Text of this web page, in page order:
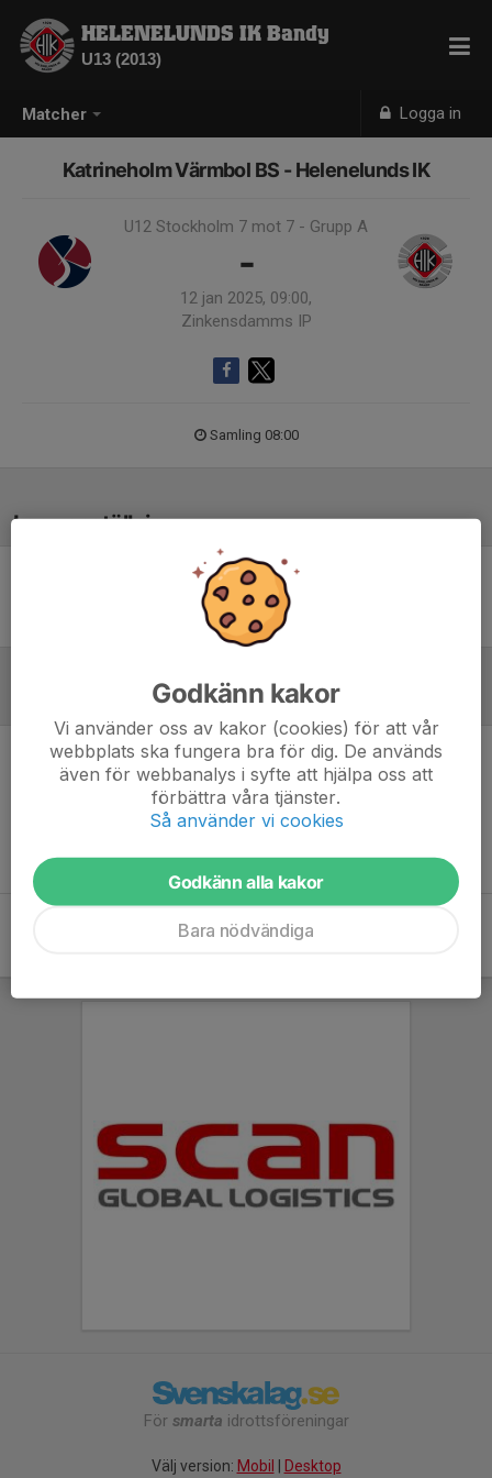
Matcher Logga in
HELENELUNDS IK Bandy
U13 (2013)
Katrineholm Värmbol BS - Helenelunds IK
U12 Stockholm 7 mot 7 - Grupp A
-
12 jan 2025, 09:00,
Zinkensdamms IP
Samling 08:00
Laguppställning
Ingen uppställning ifylld
Inget referat skrivet
För smarta idrottsföreningar
Välj version: Mobil Desktop
Godkänn kakor
Vi använder oss av kakor (cookies) för att vår
webbplats ska fungera bra för dig. De används
även för webbanalys i syfte att hjälpa oss att
förbättra våra tjänster.
Så använder vi cookies
Godkänn alla kakor
Bara nödvändiga